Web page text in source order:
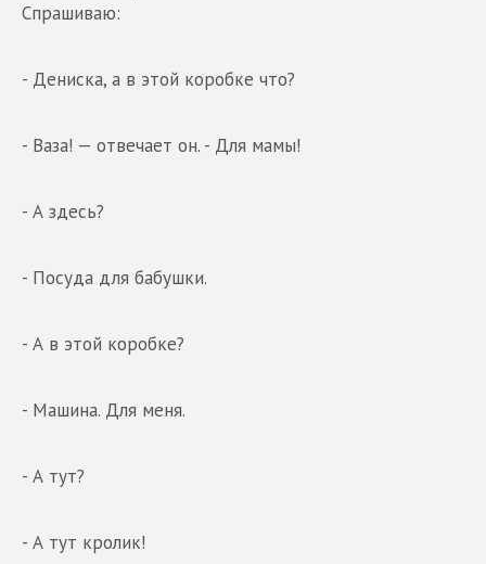
Спрашиваю:
- Дениска, а в этой коробке что?
- Ваза! — отвечает он. - Для мамы!
- А здесь?
- Посуда для бабушки.
- А в этой коробке?
- Машина. Для меня.
- А тут?
- А тут кролик!